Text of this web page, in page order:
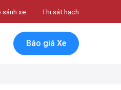
sánh xe Thi sát hạch
Báo giá Xe